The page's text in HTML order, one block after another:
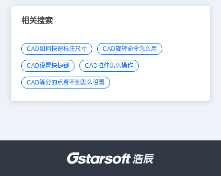
相关搜索
CAD如何快速标注尺寸 CAD旋转命令怎么用
CAD设置快捷键 CAD拉伸怎么操作
CAD等分的点看不到怎么设置